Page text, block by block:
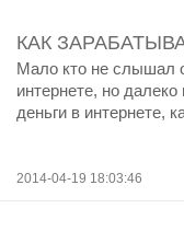
КАК
Мало кто не слышал
интернете, но
деньги в интернете,
2014-04-19 18:03:46